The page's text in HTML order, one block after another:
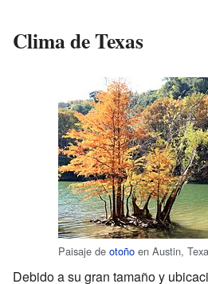
Clima de Texas
Paisaje de otoño en Austin,
Debido a su gran tamaño y